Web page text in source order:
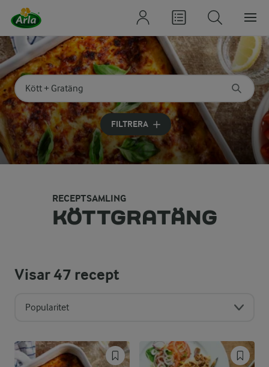
Sök på kategori eller ingrediens
Skriv in sökord för att få förslag
FILTRERA
RECEPTSAMLING
KÖTTGRATÄNG
Visar47 recept
Popularitet